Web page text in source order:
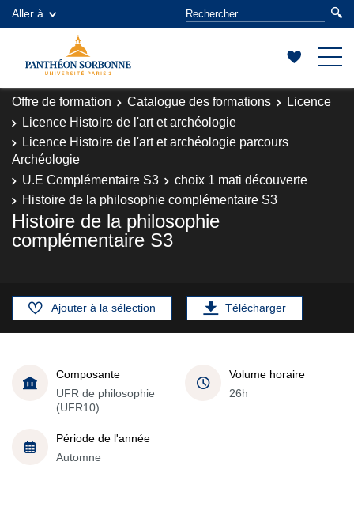
Aller à
Offre de formation Catalogue des formations
Licence
Licence Histoire de l'art et archéologie
Licence Histoire de l'art et archéologie parcours
Archéologie
U.E Complémentaire S3
choix 1 mati découverte
Histoire de la philosophie complémentaire S3
Histoire de la philosophie
complémentaire S3
Ajouter à la sélection Télécharger
Composante
UFR de philosophie
(UFR10)
Volume horaire
26h
Période de l'année
Automne